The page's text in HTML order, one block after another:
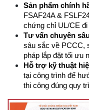
Sản phẩm chính
FSAF24A &
chứng chỉ UL/CE đi
Tư vấn chuyên
sâu sắc về PCCC,
pháp lắp đặt tối ưu
Hỗ trợ kỹ thuật
tại công trình để
thi công đúng quy